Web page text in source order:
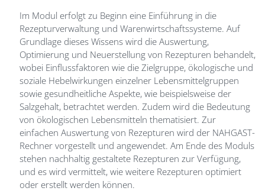
Im Modul erfolgt zu Beginn eine Einführung in die
Rezepturverwaltung und Warenwirtschaftssysteme. Auf
Grundlage dieses Wissens wird die Auswertung,
Optimierung und Neuerstellung von Rezepturen behandelt,
wobei Einflussfaktoren wie die Zielgruppe, ökologische und
soziale Hebelwirkungen einzelner Lebensmittelgruppen
sowie gesundheitliche Aspekte, wie beispielsweise der
Salzgehalt, betrachtet werden. Zudem wird die Bedeutung
von ökologischen Lebensmitteln thematisiert. Zur
einfachen Auswertung von Rezepturen wird der NAHGAST-
Rechner vorgestellt und angewendet. Am Ende des Moduls
stehen nachhaltig gestaltete Rezepturen zur Verfügung,
und es wird vermittelt, wie weitere Rezepturen optimiert
oder erstellt werden können.